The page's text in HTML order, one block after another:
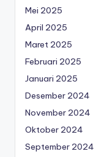
Mei 2025
April 2025
Maret 2025
Februari 2025
Januari 2025
Desember 2024
November 2024
Oktober 2024
September 2024